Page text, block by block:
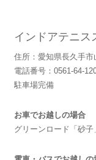
インドアテニス
住所：愛知県長久手市
電話番号：0561-64-
駐車場完備
お車でお越しの場合
グリーンロード「砂